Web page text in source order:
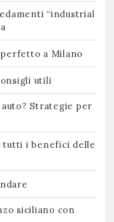
“industrial
a Milano
utili
Strategie per
tutti i benefici delle
siciliano con